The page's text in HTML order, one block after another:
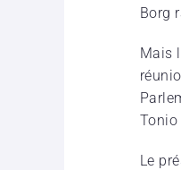
Borg
Mais
Tonio
Le